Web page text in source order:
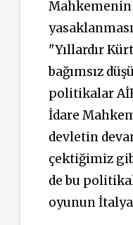
Mahkemenin
"Yıllardır
bağımsız
politikalar
İdare
devletin
çektiğimiz
de bu
oyunun